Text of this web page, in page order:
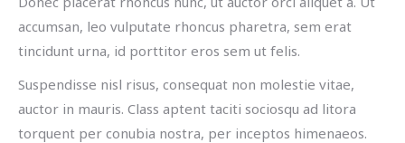
accumsan, leo vulputate rhoncus pharetra, sem erat
tincidunt urna, id porttitor eros sem ut felis.
Suspendisse nisl risus, consequat non molestie vitae,
auctor in mauris. Class aptent taciti sociosqu ad litora
torquent per conubia nostra, per inceptos himenaeos.